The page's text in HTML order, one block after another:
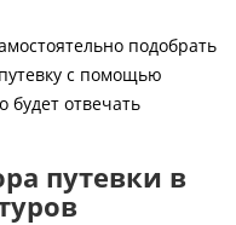
подобрать
с помощью
будет отвечать
путевки в